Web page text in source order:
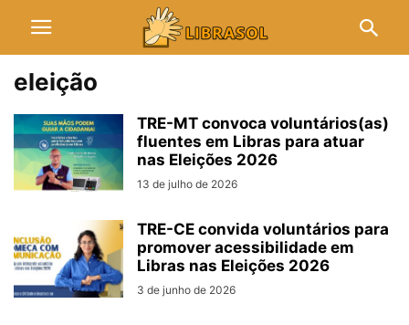
eleição
TRE-MT convoca voluntários(as)
fluentes em Libras para atuar
nas Eleições 2026
13 de julho de 2026
TRE-CE convida voluntários para
promover acessibilidade em
Libras nas Eleições 2026
3 de junho de 2026